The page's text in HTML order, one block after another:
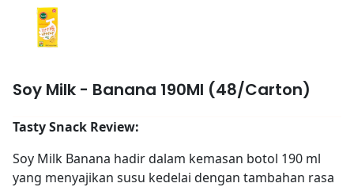
Soy Milk - Banana 190Ml (48/Carton)
Tasty Snack Review:
Soy Milk Banana hadir dalam kemasan botol 190 ml
yang menyajikan susu kedelai dengan tambahan rasa